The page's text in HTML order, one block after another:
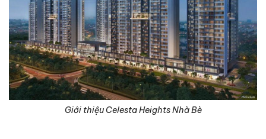
Giới thiệu Celesta Heights Nhà Bè